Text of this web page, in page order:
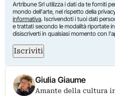
Artribune Srl utilizza i dati da te forniti
mondo dell'arte, nel rispetto della
informativa. Iscrivendoti i tuoi dati
e trattati secondo le modalità riportate in
disiscriverti in qualsiasi momento con
Iscriviti
Giulia Giaume
Amante della cultura